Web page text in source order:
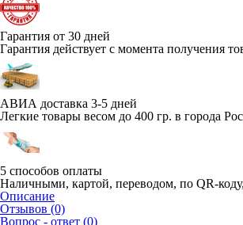
Гарантия от 30 дней
Гарантия действует с момента получения
АВИА доставка 3-5 дней
Легкие товары весом до 400 гр. в города
5 способов оплаты
Наличными, картой, переводом, по QR-
Описание
Отзывов (0)
Вопрос - ответ (0)